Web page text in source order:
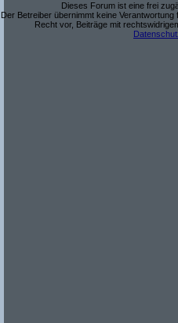
Dieses Forum ist eine frei
Der Betreiber übernimmt keine
Recht vor, Beiträge mit